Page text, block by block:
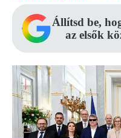
Állítsd be,
az elsők